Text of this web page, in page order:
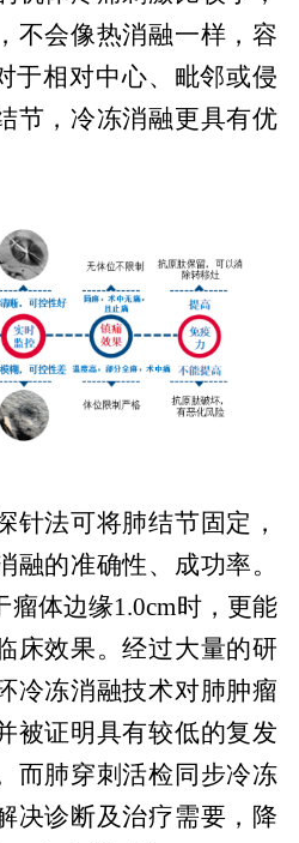
不会像热消融一样，容
于相对中心、毗邻或侵
节，冷冻消融更具有优
法可将肺结节固定，
融的准确性、成功率。
瘤体边缘1.0cm时，更能
床效果。经过大量的研
冷冻消融技术对肺肿瘤
被证明具有较低的复发
而肺穿刺活检同步冷冻
决诊断及治疗需要，降